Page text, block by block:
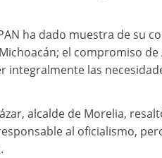
ha dado muestra de su
el compromiso
integralmente las
alcalde de Morelia,
al oficialismo,